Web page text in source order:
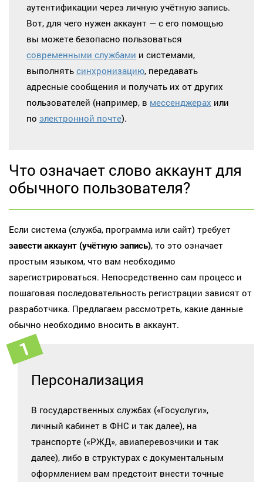
аутентификации через личную учётную запись.
Вот, для чего нужен аккаунт — с его помощью
вы можете безопасно пользоваться
современными службами и системами,
выполнять синхронизацию, передавать
адресные сообщения и получать их от других
пользователей (например, в мессенджерах или
по электронной почте).
Что означает слово аккаунт для
обычного пользователя?
Если система (служба, программа или сайт) требует
завести аккаунт (учётную запись), то это означает
простым языком, что вам необходимо
зарегистрироваться. Непосредственно сам процесс и
пошаговая последовательность регистрации зависят от
разработчика. Предлагаем рассмотреть, какие данные
обычно необходимо вносить в аккаунт.
Персонализация
В государственных службах («Госуслуги»,
личный кабинет в ФНС и так далее), на
транспорте («РЖД», авиаперевозчики и так
далее), либо в структурах с документальным
оформлением вам предстоит внести точные